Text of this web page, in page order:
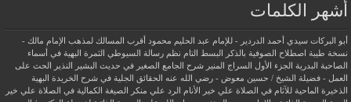
أشهر الكلمات
أبو البركات سيدي أحمد الدردير - للإمام عبد الحليم محمود أقرب المسالك لمذهب الإمام مالك -
نسخة طيبة اصطلاح الصوفية بالذكر البسط التام نظم رسالة السيوطي الثمرة البهية في أسماء
الصاحبة البدرية الجزء الأول السراج المنير شرح الجامع الصغير في حديث البشير النذير
الحث على
العمل - فضيلة الشيخ / حسين معوض - رضي الله عنه الحقائق الجلية في شرح الخريدة البهية
الذخيرة الماحية للآثام في الصلاة علي خير الأنام
الرد علي منكر الصيغة الكمالية في الصلاة علي خير